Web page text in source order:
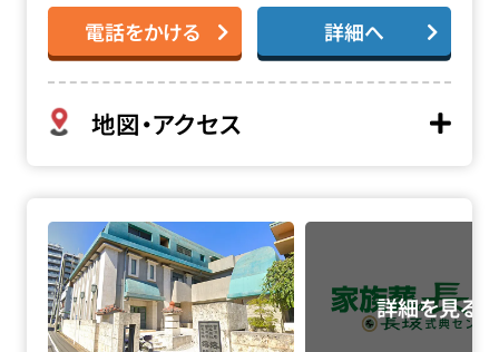
電話をかける 詳細へ
地図・アクセス
増林寺の詳細へ